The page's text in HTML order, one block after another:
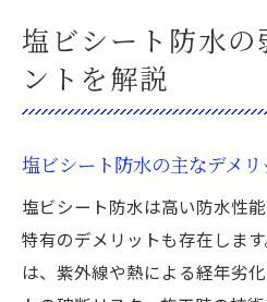
塩ビシート防水の
ントを解説
塩ビシート防水の主なデメ
塩ビシート防水は高い防水性
特有のデメリットも存在しま
は、紫外線や熱による経年劣